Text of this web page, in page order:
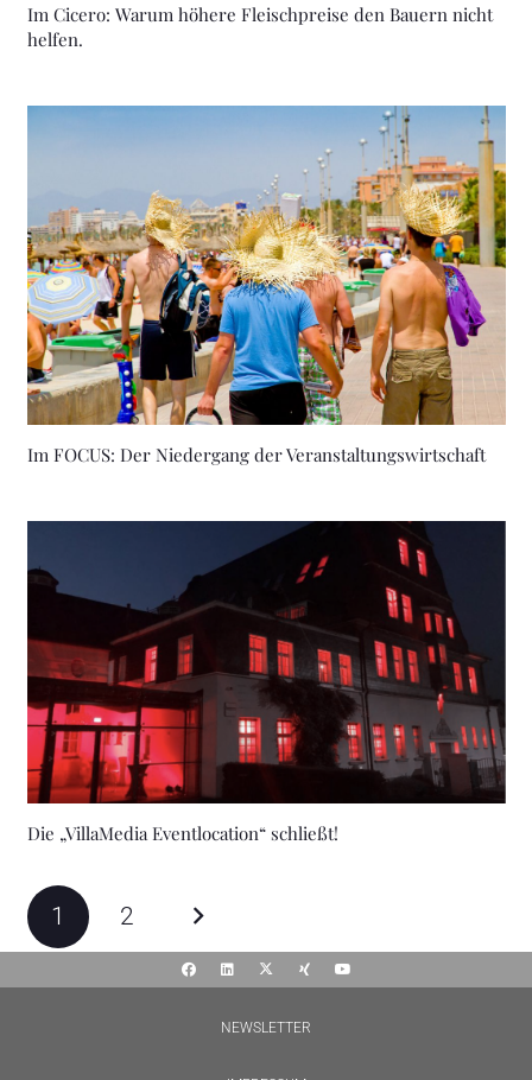
Im Cicero: Warum höhere Fleischpreise den Bauern nicht
helfen.
Im FOCUS: Der Niedergang der Veranstaltungswirtschaft
Die „VillaMedia Eventlocation“ schließt!
1 2
NEWSLETTER